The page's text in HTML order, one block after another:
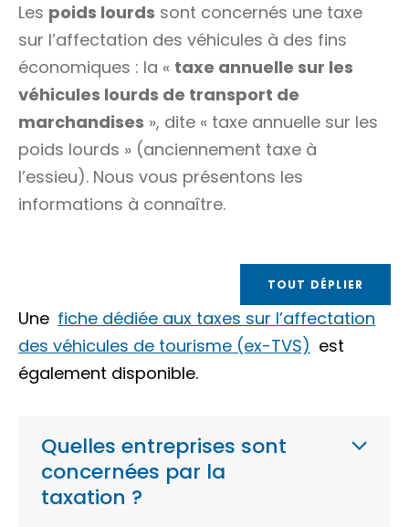
Les poids lourds sont concernés une taxe
sur l’affectation des véhicules à des fins
économiques : la « taxe annuelle sur les
véhicules lourds de transport de
marchandises », dite « taxe annuelle sur les
poids lourds » (anciennement taxe à
l’essieu). Nous vous présentons les
informations à connaître.
TOUT DÉPLIER
Une fiche dédiée aux taxes sur l’affectation
des véhicules de tourisme (ex-TVS) est
également disponible.
Quelles entreprises sont
concernées par la
taxation ?